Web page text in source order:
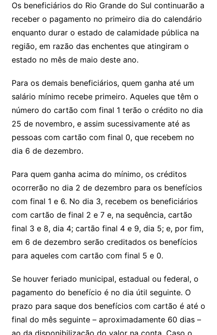
Os beneficiários do Rio Grande do Sul continuarão a
receber o pagamento no primeiro dia do calendário
enquanto durar o estado de calamidade pública na
região, em razão das enchentes que atingiram o
estado no mês de maio deste ano.
Para os demais beneficiários, quem ganha até um
salário mínimo recebe primeiro. Aqueles que têm o
número do cartão com final 1 terão o crédito no dia
25 de novembro, e assim sucessivamente até as
pessoas com cartão com final 0, que recebem no
dia 6 de dezembro.
Para quem ganha acima do mínimo, os créditos
ocorrerão no dia 2 de dezembro para os benefícios
com final 1 e 6. No dia 3, recebem os beneficiários
com cartão de final 2 e 7 e, na sequência, cartão
final 3 e 8, dia 4; cartão final 4 e 9, dia 5; e, por fim,
em 6 de dezembro serão creditados os benefícios
para aqueles com cartão com final 5 e 0.
Se houver feriado municipal, estadual ou federal, o
pagamento do benefício é no dia útil seguinte. O
prazo para saque dos benefícios com cartão é até o
final do mês seguinte – aproximadamente 60 dias –